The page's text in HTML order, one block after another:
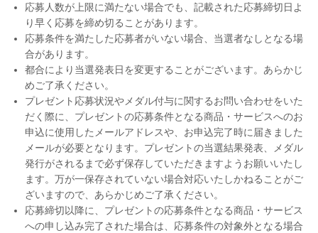
応募人数が上限に満たない場合でも、記載された応募締切日よ
り早く応募を締め切ることがあります。
応募条件を満たした応募者がいない場合、当選者なしとなる場
合があります。
都合により当選発表日を変更することがございます。あらかじ
めご了承ください。
プレゼント応募状況やメダル付与に関するお問い合わせをいた
だく際に、プレゼントの応募条件となる商品・サービスへのお
申込に使用したメールアドレスや、お申込完了時に届きました
メールが必要となります。プレゼントの当選結果発表、メダル
発行がされるまで必ず保存していただきますようお願いいたし
ます。万が一保存されていない場合対応いたしかねることがご
ざいますので、あらかじめご了承ください。
応募締切以降に、プレゼントの応募条件となる商品・サービス
への申し込み完了された場合は、応募条件の対象外となる場合